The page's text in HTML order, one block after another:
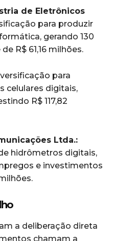
de Eletrônicos
para produzir
gerando 130
R$ 61,16 milhões.
para
celulares digitais,
R$ 117,82
Ltda.:
hidrômetros digitais,
e investimentos
a deliberação direta
chamam a